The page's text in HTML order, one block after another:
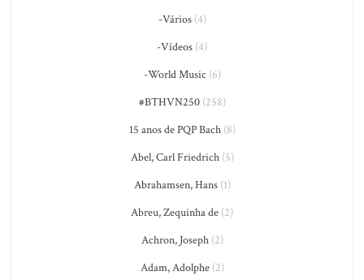
-Vários(4)
-Vídeos (4)
-World Music (6)
#BTHVN250(258)
15 anos de PQP Bach(8)
Abel, Carl Friedrich(5)
Abrahamsen, Hans(1)
Abreu, Zequinha de (2)
Achron, Joseph(2)
Adam, Adolphe(2)